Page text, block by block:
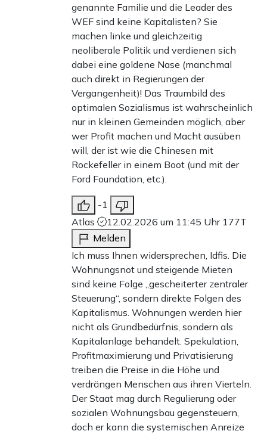
genannte Familie und die Leader des
WEF sind keine Kapitalisten? Sie
machen linke und gleichzeitig
neoliberale Politik und verdienen sich
dabei eine goldene Nase (manchmal
auch direkt in Regierungen der
Vergangenheit)! Das Traumbild des
optimalen Sozialismus ist wahrscheinlich
nur in kleinen Gemeinden möglich, aber
wer Profit machen und Macht ausüben
will, der ist wie die Chinesen mit
Rockefeller in einem Boot (und mit der
Ford Foundation, etc.).
-1
Atlas
12.02.2026 um 11:45 Uhr 177T
Melden
Ich muss Ihnen widersprechen, Idfis. Die
Wohnungsnot und steigende Mieten
sind keine Folge „gescheiterter zentraler
Steuerung“, sondern direkte Folgen des
Kapitalismus. Wohnungen werden hier
nicht als Grundbedürfnis, sondern als
Kapitalanlage behandelt. Spekulation,
Profitmaximierung und Privatisierung
treiben die Preise in die Höhe und
verdrängen Menschen aus ihren Vierteln.
Der Staat mag durch Regulierung oder
sozialen Wohnungsbau gegensteuern,
doch er kann die systemischen Anreize